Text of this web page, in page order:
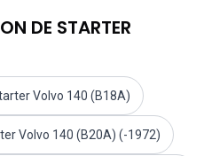
DE STARTER
Volvo 140 (B18A)
Volvo 140 (B20A) (-1972)